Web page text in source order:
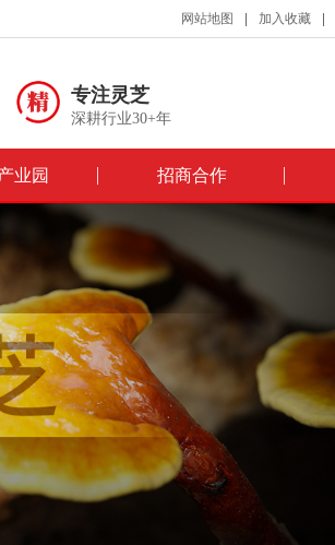
网站地图 加入收藏
专注灵芝
深耕行业30+年
业园 招商合作